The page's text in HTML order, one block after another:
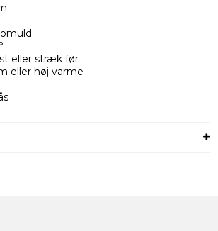
eller stræk før
eller høj varme